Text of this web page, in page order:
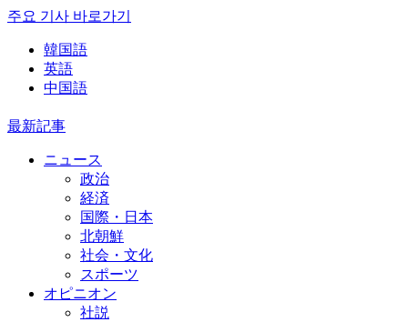
주요 기사 바로가기
韓国語
英語
中国語
最新記事
ニュース
政治
経済
国際・日本
北朝鮮
社会・文化
スポーツ
オピニオン
社説